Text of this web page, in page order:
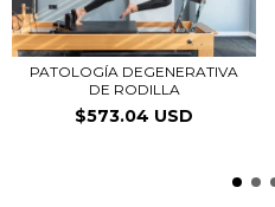
PATOLOGÍA DEGENERATIVA
DE RODILLA
$573.04 USD